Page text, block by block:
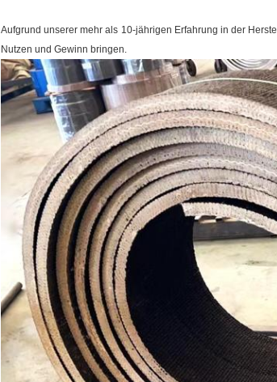
Aufgrund unserer mehr als 10-jährigen Erfahrung in der
Nutzen und Gewinn bringen.